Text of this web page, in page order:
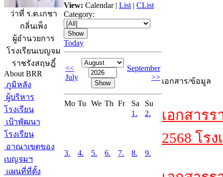
ว่าที่ ร.ต.เกชา
กลิ่นเพ็ง
ผู้อำนวยการ
โรงเรียนเบญจม
ราชรังสฤษฎิ์
About BRR
ภูมิหลัง
ผู้บริหาร
โรงเรียน
เป้าพัฒนา
โรงเรียน
อาณาเขตของ
เบญจมฯ
แผนที่ที่ตั้ง
View: Calendar| List | CList
Category:
Today
<<
July
September
>>
Mo Tu We Th Fr Sa
Su
1.
2.
3. 4. 5. 6. 7. 8. 9.
เอกสาร/ข้อมูล
เอกสาร
2568 โร